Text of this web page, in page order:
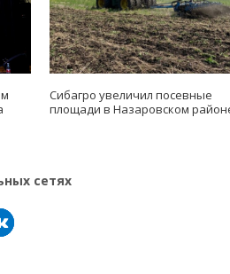
Сибагро увеличил посевные
площади в Назаровском
сетях